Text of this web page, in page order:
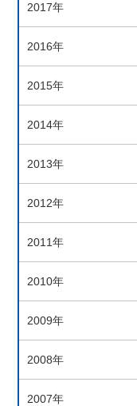
2017年
2016年
2015年
2014年
2013年
2012年
2011年
2010年
2009年
2008年
2007年